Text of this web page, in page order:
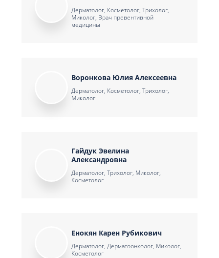
Дерматолог, Косметолог, Трихолог,
Миколог, Врач превентивной
медицины
Воронкова Юлия Алексеевна
Дерматолог, Косметолог, Трихолог,
Миколог
Гайдук Эвелина
Александровна
Дерматолог, Трихолог, Миколог,
Косметолог
Енокян Карен Рубикович
Дерматолог, Дерматоонколог, Миколог,
Косметолог